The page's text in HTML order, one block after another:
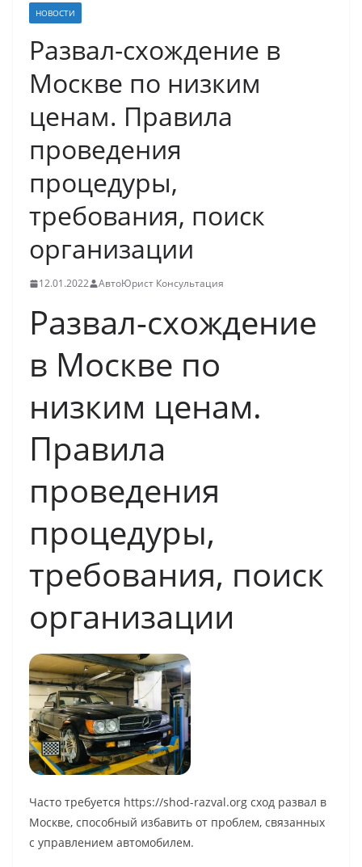
НОВОСТИ
Развал-схождение в
Москве по низким
ценам. Правила
проведения
процедуры,
требования, поиск
организации
12.01.2022 АвтоЮрист Консультация
Развал-схождение
в Москве по
низким ценам.
Правила
проведения
процедуры,
требования, поиск
организации
Часто требуется https://shod-razval.org сход развал в
Москве, способный избавить от проблем, связанных
с управлением автомобилем.